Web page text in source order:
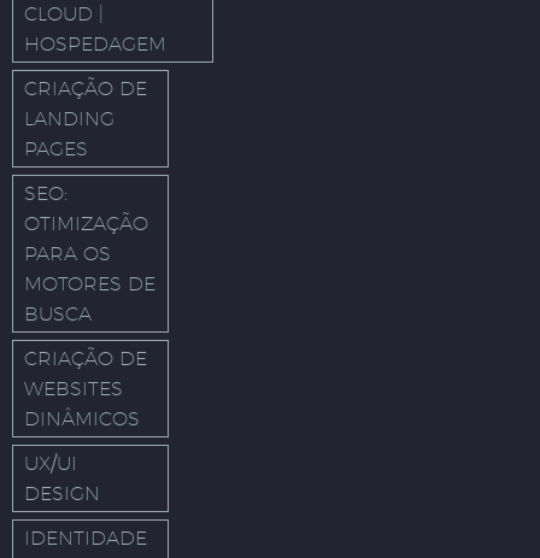
CLOUD |
HOSPEDAGEM
CRIAÇÃO DE
LANDING
PAGES
SEO:
OTIMIZAÇÃO
PARA OS
MOTORES DE
BUSCA
CRIAÇÃO DE
WEBSITES
DINÂMICOS
UX/UI
DESIGN
IDENTIDADE